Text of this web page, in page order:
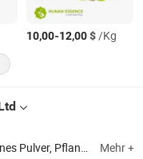
10,00-12,00$/Kg
OEM/ODM Designservice, Hartkapseln, Weichkapseln, Gummibärchen, Tabletten, Granulate Mehr +